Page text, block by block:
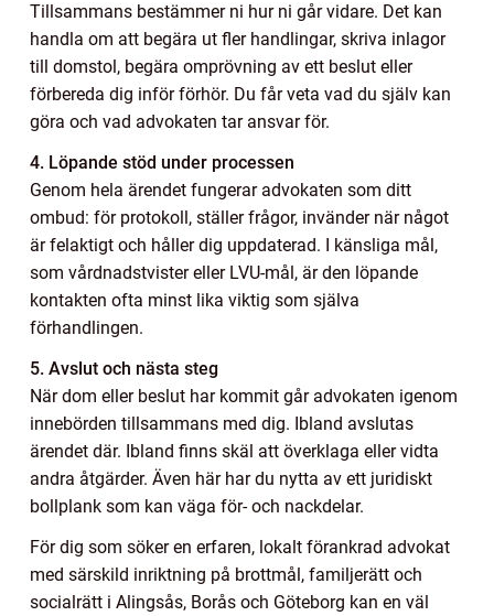
Tillsammans bestämmer ni hur ni går vidare. Det kan
handla om att begära ut fler handlingar, skriva inlagor
till domstol, begära omprövning av ett beslut eller
förbereda dig inför förhör. Du får veta vad du själv kan
göra och vad advokaten tar ansvar för.
4. Löpande stöd under processen
Genom hela ärendet fungerar advokaten som ditt
ombud: för protokoll, ställer frågor, invänder när något
är felaktigt och håller dig uppdaterad. I känsliga mål,
som vårdnadstvister eller LVU-mål, är den löpande
kontakten ofta minst lika viktig som själva
förhandlingen.
5. Avslut och nästa steg
När dom eller beslut har kommit går advokaten igenom
innebörden tillsammans med dig. Ibland avslutas
ärendet där. Ibland finns skäl att överklaga eller vidta
andra åtgärder. Även här har du nytta av ett juridiskt
bollplank som kan väga för- och nackdelar.
För dig som söker en erfaren, lokalt förankrad advokat
med särskild inriktning på brottmål, familjerätt och
socialrätt i Alingsås, Borås och Göteborg kan en väl